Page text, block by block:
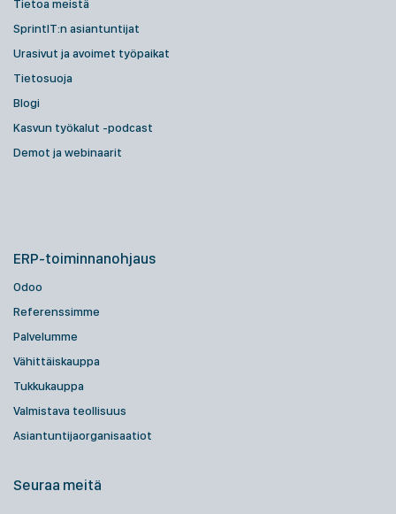
Tietoa meistä
SprintIT:n asiantuntijat
Urasivut ja avoimet työpaikat
Tietosuoja
Blogi
Kasvun työkalut -podcast
Demot ja webinaarit
ERP-toiminnanohjaus
Odoo
Referenssimme
Palvelumme
Vähittäiskauppa
Tukkukauppa
Valmistava teollisuus
Asiantuntijaorganisaatiot
Seuraa meitä